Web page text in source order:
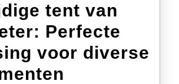
tent van
Perfecte
voor diverse